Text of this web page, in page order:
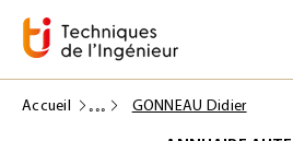
Accueil GONNEAU Didier